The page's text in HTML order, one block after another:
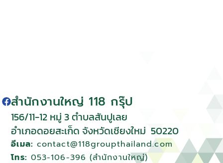
สำนักงานใหญ่ 118 กรุ๊ป
156/11-12 หมู่ 3 ตําบลสันปูเลย
อําเภอดอยสะเก็ด จังหวัดเชียงใหม่50220
อีเมล: contact@118groupthailand.com
โทร: 053-106-396 (สำนักงานใหญ่)